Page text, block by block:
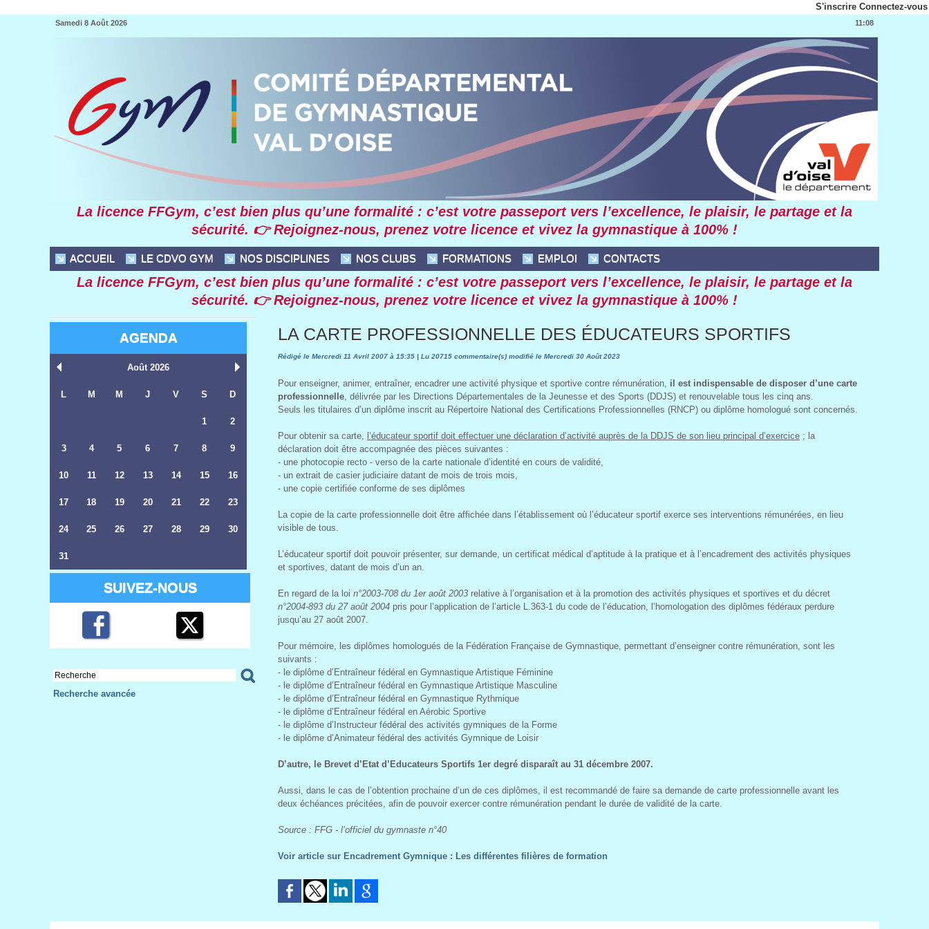
Connectez-vous
S'inscrire
Samedi 8 Août 2026 11:08
La licence FFGym, c’est bien plus qu’une formalité : c’est votre passeport vers l’excellence, le plaisir, le partage et la
sécurité. 👉 Rejoignez-nous, prenez votre licence et vivez la gymnastique à 100% !
ACCUEIL LE CDVO GYM NOS DISCIPLINES NOS CLUBS FORMATIONS EMPLOI CONTACTS
La licence FFGym, c’est bien plus qu’une formalité : c’est votre passeport vers l’excellence, le plaisir, le partage et la
sécurité. 👉 Rejoignez-nous, prenez votre licence et vivez la gymnastique à 100% !
AGENDA
Août 2026
L M M J V S D
1 2
3 4 5 6 7 8 9
10 11 12 13 14 15 16
17 18 19 20 21 22 23
24 25 26 27 28 29 30
31
SUIVEZ-NOUS
Recherche avancée
LA CARTE PROFESSIONNELLE DES ÉDUCATEURS SPORTIFS
Rédigé le Mercredi 11 Avril 2007 à 15:35 | Lu 20715 commentaire(s) modifié le Mercredi 30 Août 2023
Pour enseigner, animer, entraîner, encadrer une activité physique et sportive contre rémunération, il est indispensable de disposer d’une carte
professionnelle, délivrée par les Directions Départementales de la Jeunesse et des Sports (DDJS) et renouvelable tous les cinq ans.
Seuls les titulaires d’un diplôme inscrit au Répertoire National des Certifications Professionnelles (RNCP) ou diplôme homologué sont concernés.
Pour obtenir sa carte, l’éducateur sportif doit effectuer une déclaration d’activité auprès de la DDJS de son lieu principal d’exercice ; la
déclaration doit être accompagnée des pièces suivantes :
- une photocopie recto - verso de la carte nationale d’identité en cours de validité,
- un extrait de casier judiciaire datant de mois de trois mois,
- une copie certifiée conforme de ses diplômes
La copie de la carte professionnelle doit être affichée dans l’établissement où l’éducateur sportif exerce ses interventions rémunérées, en lieu
visible de tous.
L’éducateur sportif doit pouvoir présenter, sur demande, un certificat médical d’aptitude à la pratique et à l’encadrement des activités physiques
et sportives, datant de mois d’un an.
En regard de la loi n°2003-708 du 1er août 2003 relative à l’organisation et à la promotion des activités physiques et sportives et du décret
n°2004-893 du 27 août 2004 pris pour l’application de l’article L.363-1 du code de l’éducation, l’homologation des diplômes fédéraux perdure
jusqu’au 27 août 2007.
Pour mémoire, les diplômes homologués de la Fédération Française de Gymnastique, permettant d’enseigner contre rémunération, sont les
suivants :
- le diplôme d’Entraîneur fédéral en Gymnastique Artistique Féminine
- le diplôme d’Entraîneur fédéral en Gymnastique Artistique Masculine
- le diplôme d’Entraîneur fédéral en Gymnastique Rythmique
- le diplôme d’Entraîneur fédéral en Aérobic Sportive
- le diplôme d’Instructeur fédéral des activités gymniques de la Forme
- le diplôme d’Animateur fédéral des activités Gymnique de Loisir
D’autre, le Brevet d’Etat d’Educateurs Sportifs 1er degré disparaît au 31 décembre 2007.
Aussi, dans le cas de l’obtention prochaine d’un de ces diplômes, il est recommandé de faire sa demande de carte professionnelle avant les
deux échéances précitées, afin de pouvoir exercer contre rémunération pendant le durée de validité de la carte.
Source : FFG - l’officiel du gymnaste n°40
Voir article sur Encadrement Gymnique : Les différentes filières de formation